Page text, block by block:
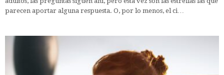
parecen aportar alguna respuesta. O, por lo menos, el ci…